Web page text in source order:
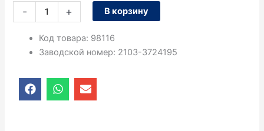
- + В корзину
Код товара: 98116
Заводской номер: 2103-3724195
F
a
W
h
E
n